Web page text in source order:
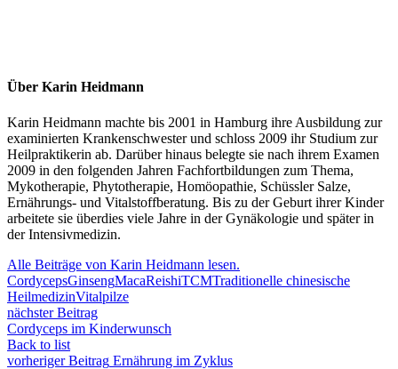
Über Karin Heidmann
Karin Heidmann machte bis 2001 in Hamburg ihre Ausbildung zur
examinierten Krankenschwester und schloss 2009 ihr Studium zur
Heilpraktikerin ab. Darüber hinaus belegte sie nach ihrem Examen
2009 in den folgenden Jahren Fachfortbildungen zum Thema,
Mykotherapie, Phytotherapie, Homöopathie, Schüssler Salze,
Ernährungs- und Vitalstoffberatung. Bis zu der Geburt ihrer Kinder
arbeitete sie überdies viele Jahre in der Gynäkologie und später in
der Intensivmedizin.
Alle Beiträge von Karin Heidmann lesen.
CordycepsGinsengMacaReishiTCMTraditionelle chinesische
HeilmedizinVitalpilze
nächster Beitrag
Cordyceps im Kinderwunsch
Back to list
vorheriger Beitrag Ernährung im Zyklus